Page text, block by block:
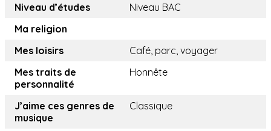
Niveau d’études
Niveau BAC
Ma religion
Mes loisirs
Café, parc, voyager
Mes traits de
personnalité
Honnête
J’aime ces genres de
musique
Classique